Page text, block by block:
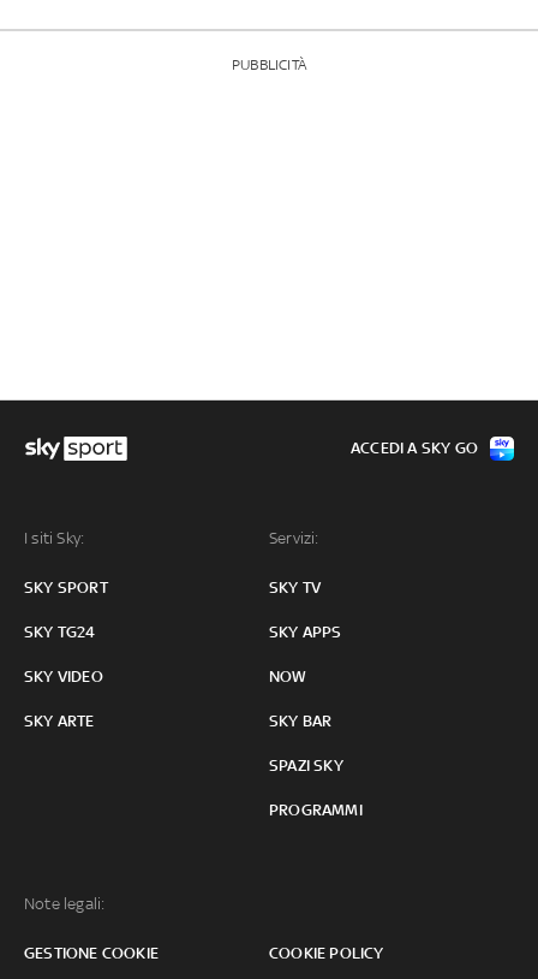
PUBBLICITÀ
I siti Sky:
SKY SPORT
SKY TG24
SKY VIDEO
SKY ARTE
Servizi:
SKY TV
SKY APPS
NOW
SKY BAR
SPAZI SKY
PROGRAMMI
Note legali:
GESTIONE COOKIE COOKIE POLICY
ACCEDI A SKY GO